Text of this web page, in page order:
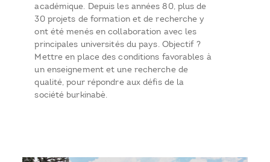
académique. Depuis les années 80, plus de
30 projets de formation et de recherche y
ont été menés en collaboration avec les
principales universités du pays. Objectif ?
Mettre en place des conditions favorables à
un enseignement et une recherche de
qualité, pour répondre aux défis de la
société burkinabè.